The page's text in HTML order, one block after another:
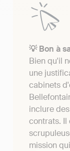
💡 Bon à
Bien qu'il
une
cabinets
inclure
contrats. Il
mission